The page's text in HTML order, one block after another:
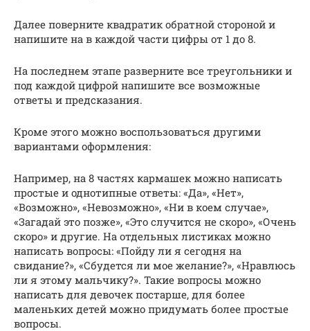
Далее поверните квадратик обратной стороной и
напишите на в каждой части цифры от 1 до 8.
На последнем этапе разверните все треугольники и
под каждой цифрой напишите все возможные
ответы и предсказания.
Кроме этого можно воспользоваться другими
вариантами оформления:
Например, на 8 частях кармашек можно написать
простые и однотипные ответы: «Да», «Нет»,
«Возможно», «Невозможно», «Ни в коем случае»,
«Загадай это позже», «Это случится не скоро», «Очень
скоро» и другие. На отдельных листиках можно
написать вопросы: «Пойду ли я сегодня на
свидание?», «Сбудется ли мое желание?», «Нравлюсь
ли я этому мальчику?». Такие вопросы можно
написать для девочек постарше, для более
маленьких детей можно придумать более простые
вопросы.